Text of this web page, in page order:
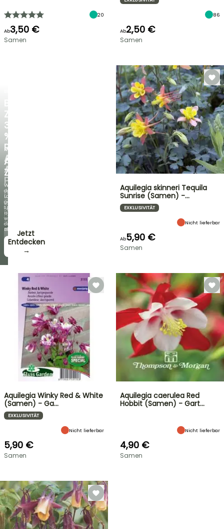
ZU
30
%
RABATT
AUF
AUSGEWÄHLTE
PFLANZEN!
Entdecken
Sie
jede
Woche
neue
Angebote
Jetzt
zugreifen!
→
NEU
AGAPANTHUS
ZAMBEZI
Wenn
das
Laub
genauso
spektakulär
ist
wie
die
Blüten!
Entdecken
→
20
Ab3,50 €
Samen
86
Ab2,50 €
Samen
Aquilegia skinneri Tequila
Sunrise (Samen) -…
EXKLUSIVITÄT
Nicht lieferbar
Ab5,90 €
Samen
Aquilegia Winky Red & White
(Samen) - Ga…
EXKLUSIVITÄT
Nicht lieferbar
5,90 €
Samen
Aquilegia caerulea Red
Hobbit (Samen) - Gart…
Nicht lieferbar
4,90 €
Samen